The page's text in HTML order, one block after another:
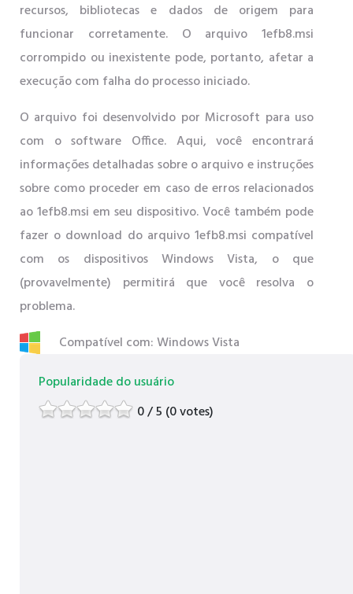
recursos, bibliotecas e dados de origem para
funcionar corretamente. O arquivo 1efb8.msi
corrompido ou inexistente pode, portanto, afetar a
execução com falha do processo iniciado.
O arquivo foi desenvolvido por Microsoft para uso
com o software Office. Aqui, você encontrará
informações detalhadas sobre o arquivo e instruções
sobre como proceder em caso de erros relacionados
ao 1efb8.msi em seu dispositivo. Você também pode
fazer o download do arquivo 1efb8.msi compatível
com os dispositivos Windows Vista, o que
(provavelmente) permitirá que você resolva o
problema.
Compatível com: Windows Vista
Popularidade do usuário
0 / 5 (0 votes)